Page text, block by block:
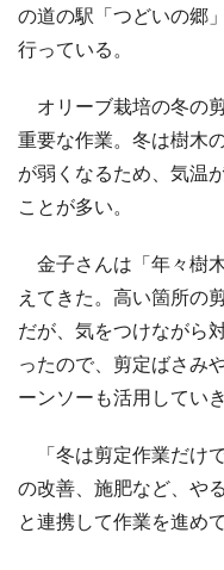
の道の駅「つどいの郷
行っている。
オリーブ栽培の冬の
重要な作業。冬は樹木
が弱くなるため、気温
ことが多い。
金子さんは「年々樹
えてきた。高い箇所の
だが、気をつけながら
ったので、剪定ばさみ
ーンソーも活用してい
「冬は剪定作業だけ
の改善、施肥など、や
と連携して作業を進め